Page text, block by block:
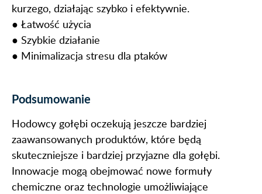
kurzego, działając szybko i efektywnie.
● Łatwość użycia
● Szybkie działanie
● Minimalizacja stresu dla ptaków
Podsumowanie
Hodowcy gołębi oczekują jeszcze bardziej
zaawansowanych produktów, które będą
skuteczniejsze i bardziej przyjazne dla gołębi.
Innowacje mogą obejmować nowe formuły
chemiczne oraz technologie umożliwiające